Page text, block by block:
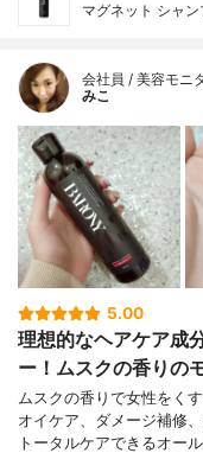
マグネット シャン
会社員 / 美容モニ
みこ
5.00
理想的なヘアケア成
ー！ムスクの香りの
ムスクの香りで女性をく
オイケア、ダメージ補修
トータルケアできるオー